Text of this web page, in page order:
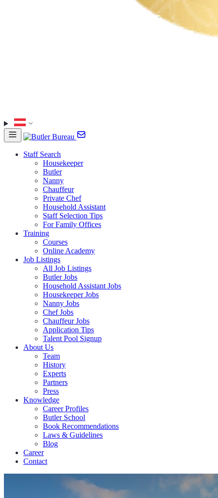
Staff Search
Housekeeper
Butler
Nanny
Chauffeur
Private Chef
Household Assistant
Staff Selection Tips
For Family Offices
Training
Courses
Online Academy
Job Listings
All Job Listings
Butler Jobs
Household Assistant Jobs
Housekeeper Jobs
Nanny Jobs
Chef Jobs
Chauffeur Jobs
Application Tips
Talent Pool Signup
About Us
Team
History
Experts
Partners
Press
Knowledge
Career Profiles
Butler School
Book Recommendations
Laws & Guidelines
Blog
Career
Contact